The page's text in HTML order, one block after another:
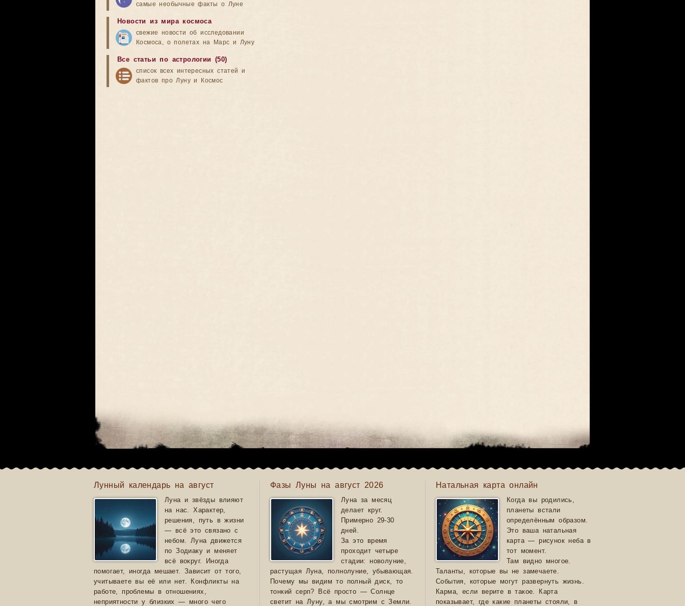
самые необычные факты о Луне
Новости из мира космоса
свежие новости об исследовании
Космоса, о полетах на Марс и Луну
Все статьи по астрологии (50)
список всех интересных статей и
фактов про Луну и Космос
Лунный календарь на август
Луна и звёзды влияют
на нас. Характер,
решения, путь в жизни
— всё это связано с
небом. Луна движется
по Зодиаку и меняет
всё вокруг. Иногда
помогает, иногда мешает. Зависит от того,
учитываете вы её или нет. Конфликты на
работе, проблемы в отношениях,
неприятности у близких — много чего
Фазы Луны на август 2026
Луна за месяц
делает круг.
Примерно 29-30
дней.
За это время
проходит четыре
стадии: новолуние,
растущая Луна, полнолуние, убывающая.
Почему мы видим то полный диск, то
тонкий серп? Всё просто — Солнце
светит на Луну, а мы смотрим с Земли.
Натальная карта онлайн
Когда вы родились,
планеты встали
определённым образом.
Это ваша натальная
карта — рисунок неба в
тот момент.
Там видно многое.
Таланты, которые вы не замечаете.
События, которые могут развернуть жизнь.
Карма, если верите в такое. Карта
показывает, где какие планеты стояли, в